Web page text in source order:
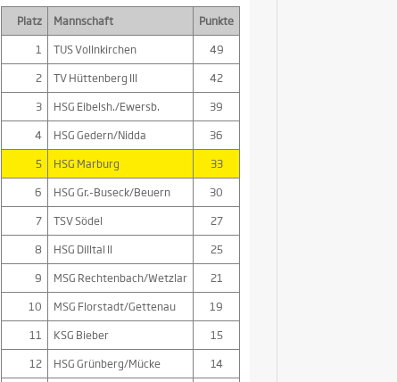
Platz Mannschaft
Punkte
1
TUS Vollnkirchen
49
2
TV Hüttenberg III
42
3
HSG Eibelsh./Ewersb.
39
4
HSG Gedern/Nidda
36
5
HSG Marburg
33
6
HSG Gr.-Buseck/Beuern
30
7
TSV Södel
27
8
HSG Dilltal II
25
9
MSG Rechtenbach/Wetzlar
21
10
MSG Florstadt/Gettenau
19
11
KSG Bieber
15
12
HSG Grünberg/Mücke
14